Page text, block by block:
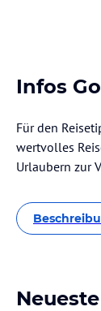
Infos
Für den
wertvolles
Urlaubern zur